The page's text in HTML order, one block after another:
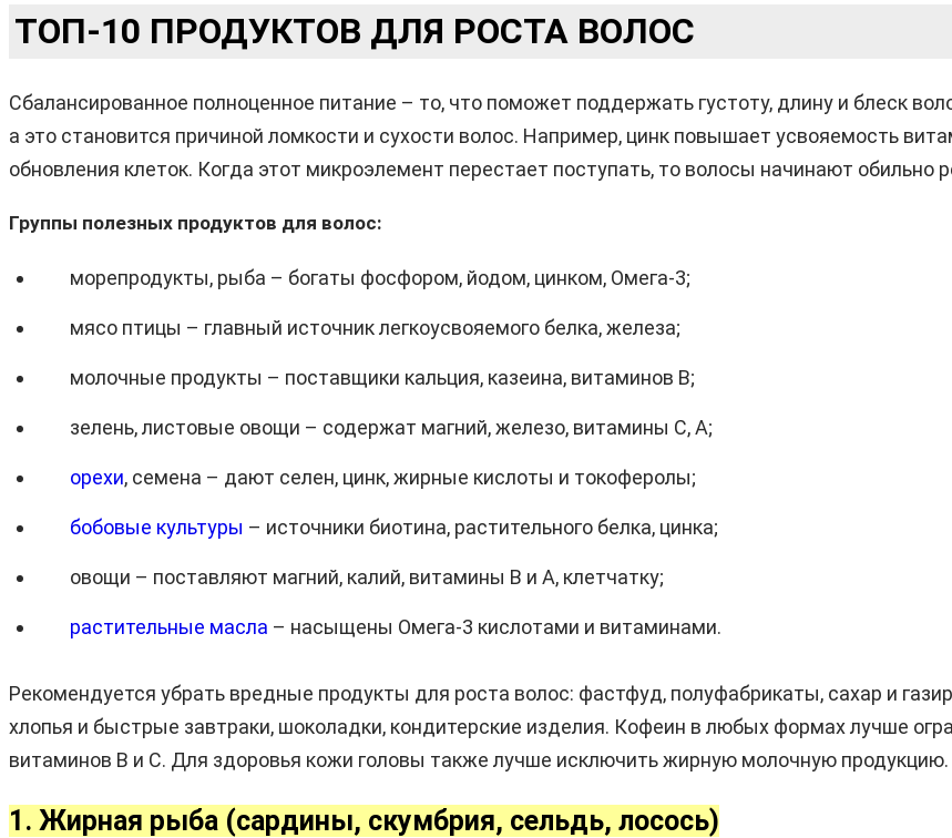
ТОП-10 ПРОДУКТОВ ДЛЯ РОСТА ВОЛОС
Сбалансированное полноценное питание – то, что поможет поддержать густоту, длину и блеск
а это становится причиной ломкости и сухости волос. Например, цинк повышает усвояемость
обновления клеток. Когда этот микроэлемент перестает поступать, то волосы начинают обильно
Группы полезных продуктов для волос:
морепродукты, рыба – богаты фосфором, йодом, цинком, Омега-3;
мясо птицы – главный источник легкоусвояемого белка, железа;
молочные продукты – поставщики кальция, казеина, витаминов B;
зелень, листовые овощи – содержат магний, железо, витамины C, A;
орехи, семена – дают селен, цинк, жирные кислоты и токоферолы;
бобовые культуры – источники биотина, растительного белка, цинка;
овощи – поставляют магний, калий, витамины B и A, клетчатку;
растительные масла – насыщены Омега-3 кислотами и витаминами.
Рекомендуется убрать вредные продукты для роста волос: фастфуд, полуфабрикаты, сахар и
хлопья и быстрые завтраки, шоколадки, кондитерские изделия. Кофеин в любых формах лучше
витаминов B и С. Для здоровья кожи головы также лучше исключить жирную молочную продукцию.
1. Жирная рыба (сардины, скумбрия, сельдь, лосось)